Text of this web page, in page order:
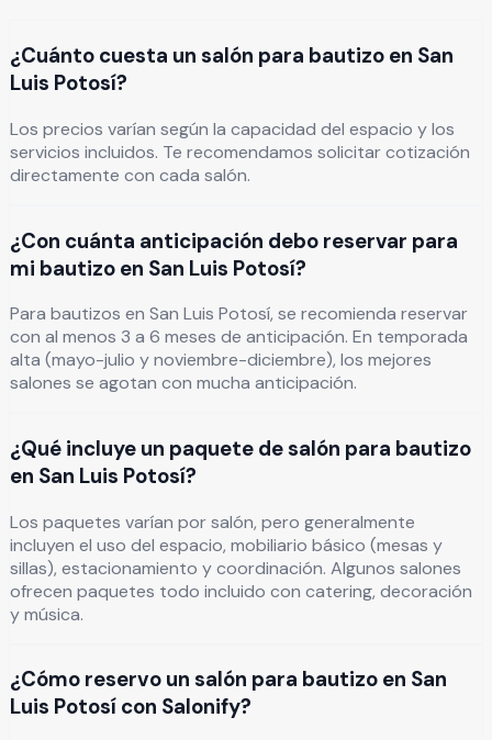
¿Cuánto cuesta un salón para bautizo en San
Luis Potosí?
Los precios varían según la capacidad del espacio y los
servicios incluidos. Te recomendamos solicitar cotización
directamente con cada salón.
¿Con cuánta anticipación debo reservar para
mi bautizo en San Luis Potosí?
Para bautizos en San Luis Potosí, se recomienda reservar
con al menos 3 a 6 meses de anticipación. En temporada
alta (mayo-julio y noviembre-diciembre), los mejores
salones se agotan con mucha anticipación.
¿Qué incluye un paquete de salón para bautizo
en San Luis Potosí?
Los paquetes varían por salón, pero generalmente
incluyen el uso del espacio, mobiliario básico (mesas y
sillas), estacionamiento y coordinación. Algunos salones
ofrecen paquetes todo incluido con catering, decoración
y música.
¿Cómo reservo un salón para bautizo en San
Luis Potosí con Salonify?